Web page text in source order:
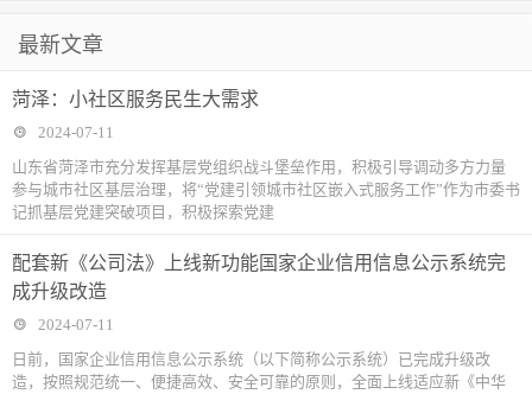
最新文章
菏泽：小社区服务民生大需求
2024-07-11
山东省菏泽市充分发挥基层党组织战斗堡垒作用，积极引导调动多方力量
参与城市社区基层治理，将“党建引领城市社区嵌入式服务工作”作为市委书
记抓基层党建突破项目，积极探索党建
配套新《公司法》上线新功能国家企业信用信息公示系统完
成升级改造
2024-07-11
日前，国家企业信用信息公示系统（以下简称公示系统）已完成升级改
造，按照规范统一、便捷高效、安全可靠的原则，全面上线适应新《中华